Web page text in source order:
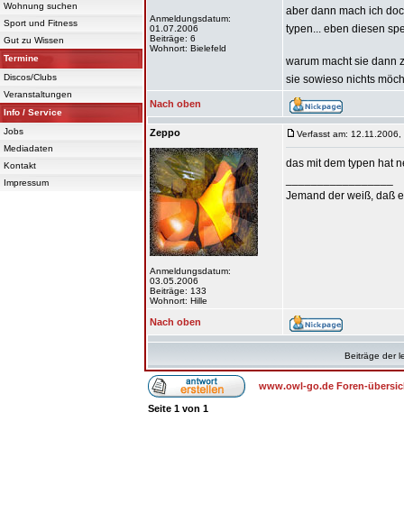
Wohnung suchen
Sport und Fitness
Gut zu Wissen
Termine
Discos/Clubs
Veranstaltungen
Info / Service
Jobs
Mediadaten
Kontakt
Impressum
Anmeldungsdatum:
01.07.2006
Beiträge: 6
Wohnort: Bielefeld
aber dann mach ich
typen... eben diesen
warum macht sie dann
sie sowieso nichts
Nach oben
Zeppo
Anmeldungsdatum:
03.05.2006
Beiträge: 133
Wohnort: Hille
Verfasst am: 12.11.2006,
das mit dem typen hat
Jemand der weiß, daß
Nach oben
Beiträge der
www.owl-go.de Foren-
Seite 1 von 1